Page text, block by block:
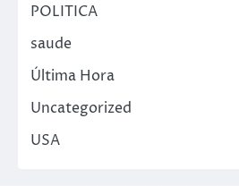
POLITICA
saude
Última Hora
Uncategorized
USA